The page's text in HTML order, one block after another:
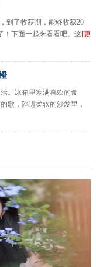
到了收获期，能够收获20
！下面一起来看看吧。这[更
。冰箱里塞满喜欢的食
歌，陷进柔软的沙发里，